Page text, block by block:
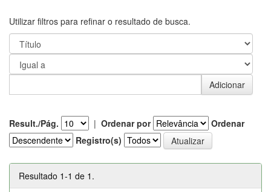
Utilizar filtros para refinar o resultado de busca.
Result./Pág. | Ordenar por
Ordenar
Registro(s)
Resultado 1-1 de 1.